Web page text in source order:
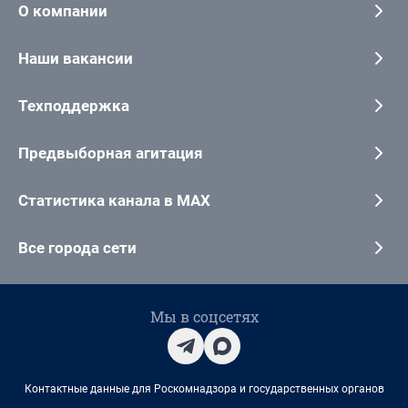
О компании
Наши вакансии
Техподдержка
Предвыборная агитация
Статистика канала в MAX
Все города сети
Мы в соцсетях
Контактные данные для Роскомнадзора и государственных органов